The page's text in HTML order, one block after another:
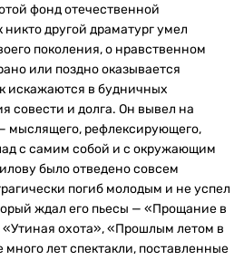
фонд отечественной
другой драматург умел
поколения, о нравственном
или поздно оказывается
искажаются в будничных
совести и долга. Он вывел на
мыслящего, рефлексирующего,
с самим собой и с окружающим
было отведено совсем
погиб молодым и не успел
ждал его пьесы — «Прощание в
охота», «Прошлым летом в
лет спектакли, поставленные